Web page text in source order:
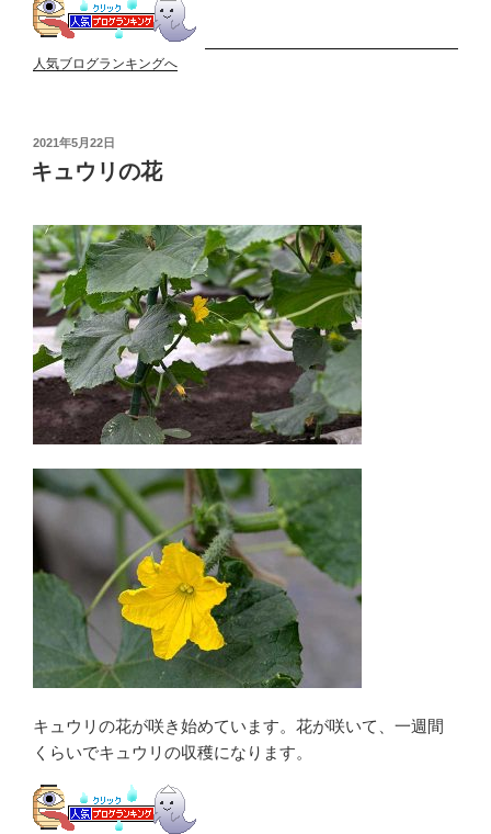
人気ブログランキングへ
投
稿
日:
2021年5月22日
キュウリの花
キュウリの花が咲き始めています。花が咲いて、一週間
くらいでキュウリの収穫になります。